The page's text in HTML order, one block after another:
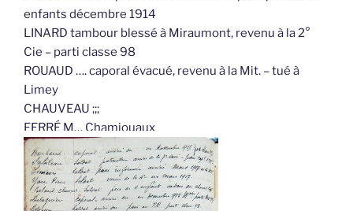
enfants décembre 1914
LINARD tambour blessé à Miraumont, revenu à la 2°
Cie – parti classe 98
ROUAUD …. caporal évacué, revenu à la Mit. – tué à
Limey
CHAUVEAU ;;;
FERRÉ M… Chamjouaux